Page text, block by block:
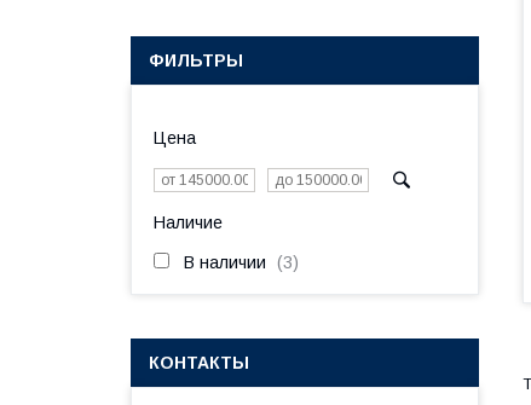
ФИЛЬТРЫ
Цена
Наличие
В наличии 3
КОНТАКТЫ